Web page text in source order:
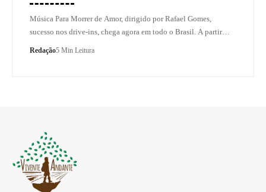
Música Para Morrer de Amor, dirigido por Rafael Gomes,
sucesso nos drive-ins, chega agora em todo o Brasil. A partir…
Redação5 Min Leitura